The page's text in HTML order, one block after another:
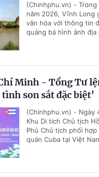
(Chinhphu.vn) - Trong
năm 2026, Vĩnh Long
văn hóa với thông tin
quảng bá hình ảnh địa
Minh - Tổng Tư
son sắt đặc biệt’
(Chinhphu.vn) - Ngày
Khu Di tích Chủ tịch
Phủ Chủ tịch phối
quán Cuba tại Việt